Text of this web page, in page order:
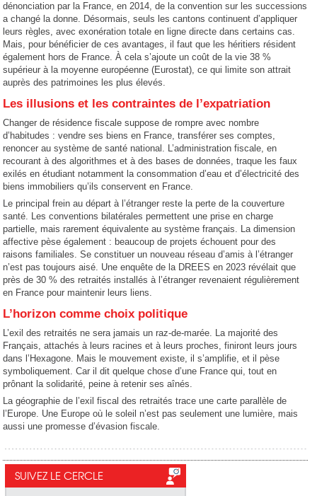
dénonciation par la France, en 2014, de la convention sur les successions
a changé la donne. Désormais, seuls les cantons continuent d’appliquer
leurs règles, avec exonération totale en ligne directe dans certains cas.
Mais, pour bénéficier de ces avantages, il faut que les héritiers résident
également hors de France. À cela s’ajoute un coût de la vie 38 %
supérieur à la moyenne européenne (Eurostat), ce qui limite son attrait
auprès des patrimoines les plus élevés.
Les illusions et les contraintes de l’expatriation
Changer de résidence fiscale suppose de rompre avec nombre
d’habitudes : vendre ses biens en France, transférer ses comptes,
renoncer au système de santé national. L’administration fiscale, en
recourant à des algorithmes et à des bases de données, traque les faux
exilés en étudiant notamment la consommation d’eau et d’électricité des
biens immobiliers qu’ils conservent en France.
Le principal frein au départ à l’étranger reste la perte de la couverture
santé. Les conventions bilatérales permettent une prise en charge
partielle, mais rarement équivalente au système français. La dimension
affective pèse également : beaucoup de projets échouent pour des
raisons familiales. Se constituer un nouveau réseau d’amis à l’étranger
n’est pas toujours aisé. Une enquête de la DREES en 2023 révélait que
près de 30 % des retraités installés à l’étranger revenaient régulièrement
en France pour maintenir leurs liens.
L’horizon comme choix politique
L’exil des retraités ne sera jamais un raz-de-marée. La majorité des
Français, attachés à leurs racines et à leurs proches, finiront leurs jours
dans l’Hexagone. Mais le mouvement existe, il s’amplifie, et il pèse
symboliquement. Car il dit quelque chose d’une France qui, tout en
prônant la solidarité, peine à retenir ses aînés.
La géographie de l’exil fiscal des retraités trace une carte parallèle de
l’Europe. Une Europe où le soleil n’est pas seulement une lumière, mais
aussi une promesse d’évasion fiscale.
SUIVEZ LE CERCLE